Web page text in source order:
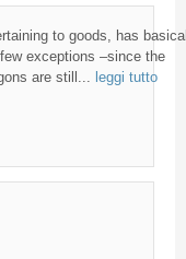
to goods, has
exceptions –since the
are still... leggi tutto